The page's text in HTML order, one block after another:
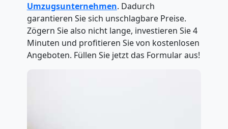
Umzugsunternehmen. Dadurch
garantieren Sie sich unschlagbare Preise.
Zögern Sie also nicht lange, investieren Sie 4
Minuten und profitieren Sie von kostenlosen
Angeboten. Füllen Sie jetzt das Formular aus!